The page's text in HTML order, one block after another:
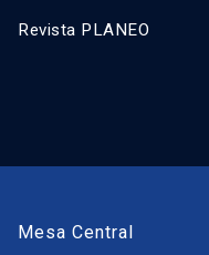
Revista PLANEO
Mesa Central